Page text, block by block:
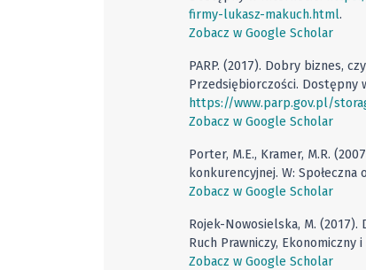
firmy-lukasz-makuch.html.
Zobacz w Google Scholar
PARP. (2017). Dobry biznes,
Przedsiębiorczości. Dostępny
https://www.parp.gov.pl/
Zobacz w Google Scholar
Porter, M.E., Kramer, M.R.
konkurencyjnej. W:
Zobacz w Google Scholar
Rojek-Nowosielska, M. (2017).
Ruch Prawniczy, Ekonomiczny
Zobacz w Google Scholar